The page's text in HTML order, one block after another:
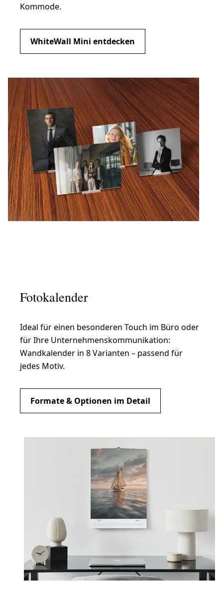
Kommode.
WhiteWall Mini entdecken
Fotokalender
Ideal für einen besonderen Touch im Büro oder
für Ihre Unternehmenskommunikation:
Wandkalender in 8 Varianten – passend für
jedes Motiv.
Formate & Optionen im Detail